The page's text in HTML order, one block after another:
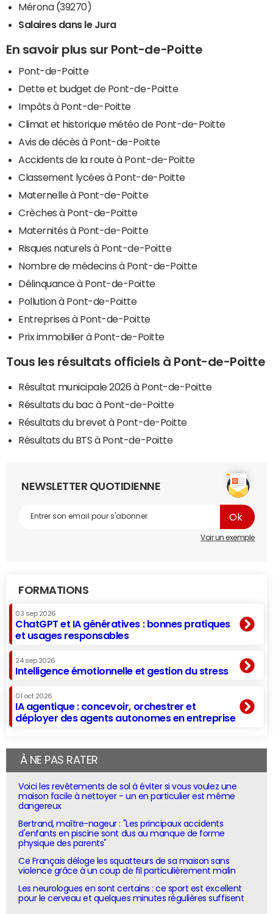
Mérona (39270)
Salaires dans le Jura
En savoir plus sur Pont-de-Poitte
Pont-de-Poitte
Dette et budget de Pont-de-Poitte
Impôts à Pont-de-Poitte
Climat et historique météo de Pont-de-Poitte
Avis de décès à Pont-de-Poitte
Accidents de la route à Pont-de-Poitte
Classement lycées à Pont-de-Poitte
Maternelle à Pont-de-Poitte
Crèches à Pont-de-Poitte
Maternités à Pont-de-Poitte
Risques naturels à Pont-de-Poitte
Nombre de médecins à Pont-de-Poitte
Délinquance à Pont-de-Poitte
Pollution à Pont-de-Poitte
Entreprises à Pont-de-Poitte
Prix immobilier à Pont-de-Poitte
Tous les résultats officiels à Pont-de-Poitte
Résultat municipale 2026 à Pont-de-Poitte
Résultats du bac à Pont-de-Poitte
Résultats du brevet à Pont-de-Poitte
Résultats du BTS à Pont-de-Poitte
NEWSLETTER QUOTIDIENNE
Voir un exemple
FORMATIONS
03 sep 2026
ChatGPT et IA génératives : bonnes pratiques
et usages responsables
24 sep 2026
Intelligence émotionnelle et gestion du stress
01 oct 2026
IA agentique : concevoir, orchestrer et
déployer des agents autonomes en entreprise
À NE PAS RATER
Voici les revêtements de sol à éviter si vous voulez une
maison facile à nettoyer - un en particulier est même
dangereux
Bertrand, maître-nageur : "Les principaux accidents
d'enfants en piscine sont dus au manque de forme
physique des parents"
Ce Français déloge les squatteurs de sa maison sans
violence grâce à un coup de fil particulièrement malin
Les neurologues en sont certains : ce sport est excellent
pour le cerveau et quelques minutes régulières suffisent